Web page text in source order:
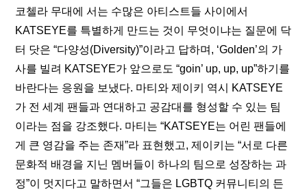
코첼라 무대에 서는 수많은 아티스트들 사이에서
KATSEYE를 특별하게 만드는 것이 무엇이냐는 질문에 닥
터 닷은 “다양성(Diversity)”이라고 답하며, ‘Golden’의 가
사를 빌려 KATSEYE가 앞으로도 “goin’ up, up, up”하기를
바란다는 응원을 보냈다. 마티와 제이키 역시 KATSEYE
가 전 세계 팬들과 연대하고 공감대를 형성할 수 있는 팀
이라는 점을 강조했다. 마티는 “KATSEYE는 어린 팬들에
게 큰 영감을 주는 존재”라 표현했고, 제이키는 “서로 다른
문화적 배경을 지닌 멤버들이 하나의 팀으로 성장하는 과
정”이 멋지다고 말하면서 “그들은 LGBTQ 커뮤니티의 든